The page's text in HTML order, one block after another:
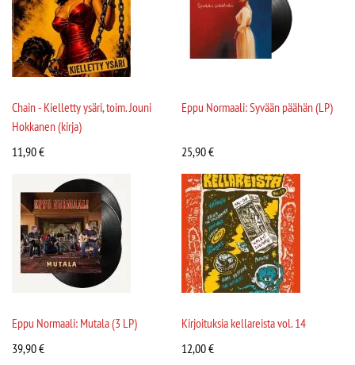
Chain - Kielletty ysäri, toim. Jouni
Hokkanen (kirja)
11,90€
Eppu Normaali: Syvään päähän (LP)
25,90€
Eppu Normaali: Mutala (3 LP)
39,90€
Kirjoituksia kellareista vol. 14
12,00€